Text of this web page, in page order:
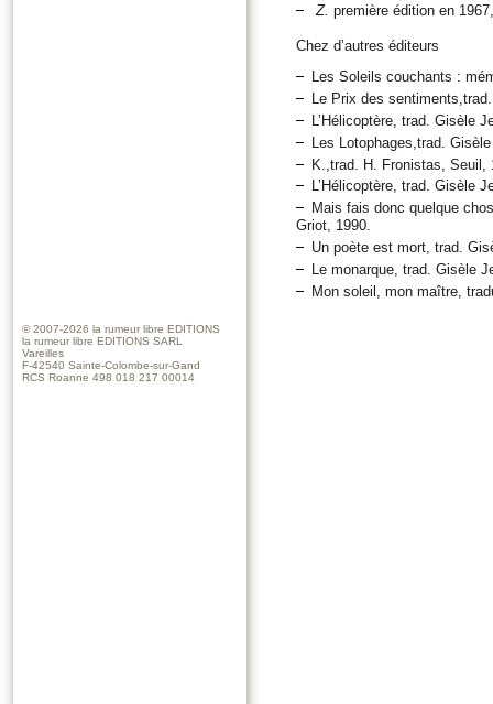
Z. première édition en
Chez d’autres éditeurs
Les Soleils couchants :
Le Prix des
L’Hélicoptère, trad. Gisèle
Les Lotophages,trad.
K.,trad. H. Fronistas, Seuil,
L’Hélicoptère, trad. Gisèle
Mais fais donc quelque
Griot, 1990.
Un poète est mort, trad.
Le monarque, trad. Gisèle
Mon soleil, mon maître,
© 2007-2026 la rumeur libre EDITIONS
la rumeur libre EDITIONS SARL
Vareilles
F-42540 Sainte-Colombe-sur-Gand
RCS Roanne 498 018 217 00014